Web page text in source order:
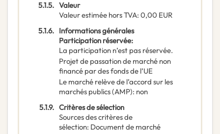
5.1.5. Valeur
Valeur estimée hors TVA: 0,00 EUR
5.1.6. Informations générales
Participation réservée:
La participation n’est pas réservée.
Projet de passation de marché non
financé par des fonds de l’UE
Le marché relève de l’accord sur les
marchés publics (AMP): non
5.1.9. Critères de sélection
Sources des critères de
sélection: Document de marché